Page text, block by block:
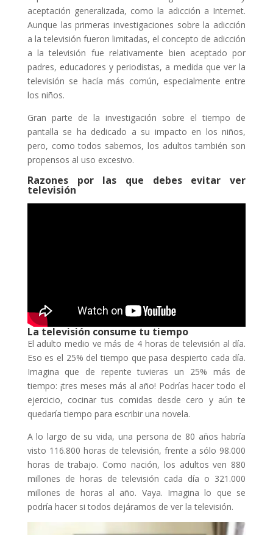
aceptación generalizada, como la adicción a Internet.
Aunque las primeras investigaciones sobre la adicción
a la televisión fueron limitadas, el concepto de adicción
a la televisión fue relativamente bien aceptado por
padres, educadores y periodistas, a medida que ver la
televisión se hacía más común, especialmente entre
los niños.
Gran parte de la investigación sobre el tiempo de
pantalla se ha dedicado a su impacto en los niños,
pero, como todos sabemos, los adultos también son
propensos al uso excesivo.
Razones por las que debes evitar ver
televisión
La televisión consume tu tiempo
El adulto medio ve más de 4 horas de televisión al día.
Eso es el 25% del tiempo que pasa despierto cada día.
Imagina que de repente tuvieras un 25% más de
tiempo: ¡tres meses más al año! Podrías hacer todo el
ejercicio, cocinar tus comidas desde cero y aún te
quedaría tiempo para escribir una novela.
A lo largo de su vida, una persona de 80 años habría
visto 116.800 horas de televisión, frente a sólo 98.000
horas de trabajo. Como nación, los adultos ven 880
millones de horas de televisión cada día o 321.000
millones de horas al año. Vaya. Imagina lo que se
podría hacer si todos dejáramos de ver la televisión.